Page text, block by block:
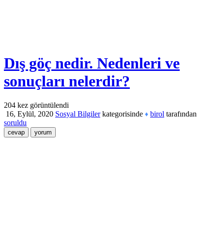
Dış göç nedir. Nedenleri ve
sonuçları nelerdir?
204 kez görüntülendi
16, Eylül, 2020 Sosyal Bilgilerkategorisinde ♦ birol tarafından
soruldu